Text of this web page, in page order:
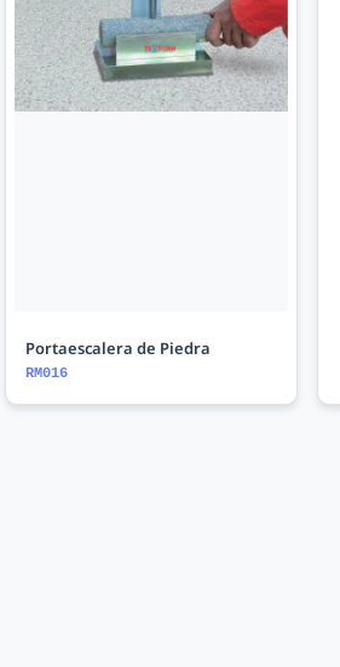
Portaescalera de Piedra
RM016